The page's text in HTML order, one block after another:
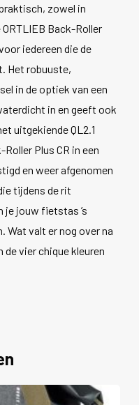
zowel in
Back-Roller
iedereen die de
Het robuuste,
in de optiek van een
in en geeft ook
uitgekiende QL2.1
Plus CR in een
en weer afgenomen
tijdens de rit
je jouw fietstas ’s
Wat valt er nog over na
de vier chique kleuren